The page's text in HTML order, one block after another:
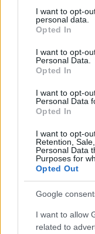
not limited to your
grant or deny
use your data for
consent section.
I want to opt-
personal data.
Opted In
I want to opt-
Personal Data.
Opted In
I want to opt-
Personal Data
Opted In
I want to opt-
Retention,
Personal Data
Purposes for
Opted Out
Google
I want to allow
related to
Νοημοσύνης και
πλατφόρμα
εκατ.δολ. με
on επένδυση.